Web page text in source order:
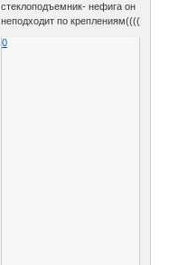
стеклоподъемник- нефига он
неподходит по креплениям((((
0